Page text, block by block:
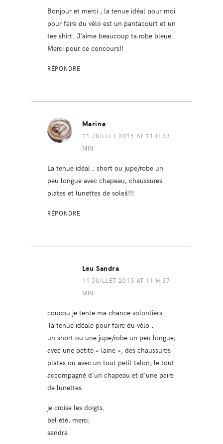
Bonjour et merci , la tenue idéal pour moi
pour faire du vélo est un pantacourt et un
tee shirt. J’aime beaucoup ta robe bleue.
Merci pour ce concours!!
RÉPONDRE
Marina
11 JUILLET 2015 AT 11 H 33
MIN
La tenue idéal : short ou jupe/robe un
peu longue avec chapeau, chaussures
plates et lunettes de soleil!!!
RÉPONDRE
Leu Sandra
11 JUILLET 2015 AT 11 H 37
MIN
coucou je tente ma chance volontiers.
Ta tenue idéale pour faire du vélo :
un short ou une jupe/robe un peu longue,
avec une petite « laine », des chaussures
plates ou avec un tout petit talon, le tout
accompagné d’un chapeau et d’une paire
de lunettes.
je croise les doigts.
bel été, merci.
sandra